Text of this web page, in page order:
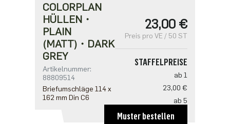
COLORPLAN
HÜLLEN・
PLAIN
(MATT)・DARK
GREY
Artikelnummer:
88809514
Briefumschläge 114 x
162 mm Din C6
23,00 €
Preis pro VE / 50 ST
STAFFELPREISE
ab 1
23,00 €
ab 5
18,40 €
Muster bestellen